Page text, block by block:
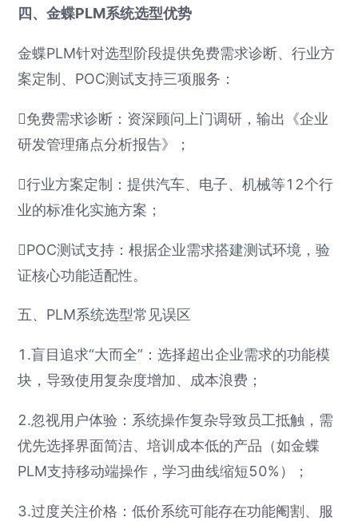
四、金蝶PLM系统选型优势
金蝶PLM针对选型阶段提供免费需求诊断、行业方
案定制、POC测试支持三项服务：
免费需求诊断：资深顾问上门调研，输出《企业
研发管理痛点分析报告》；
行业方案定制：提供汽车、电子、机械等12个行
业的标准化实施方案；
POC测试支持：根据企业需求搭建测试环境，验
证核心功能适配性。
五、PLM系统选型常见误区
1.盲目追求“大而全”：选择超出企业需求的功能模
块，导致使用复杂度增加、成本浪费；
2.忽视用户体验：系统操作复杂导致员工抵触，需
优先选择界面简洁、培训成本低的产品（如金蝶
PLM支持移动端操作，学习曲线缩短50%）；
3.过度关注价格：低价系统可能存在功能阉割、服